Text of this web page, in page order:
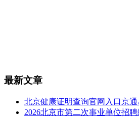
最新文章
北京健康证明查询官网入口京通
2026北京市第二次事业单位招